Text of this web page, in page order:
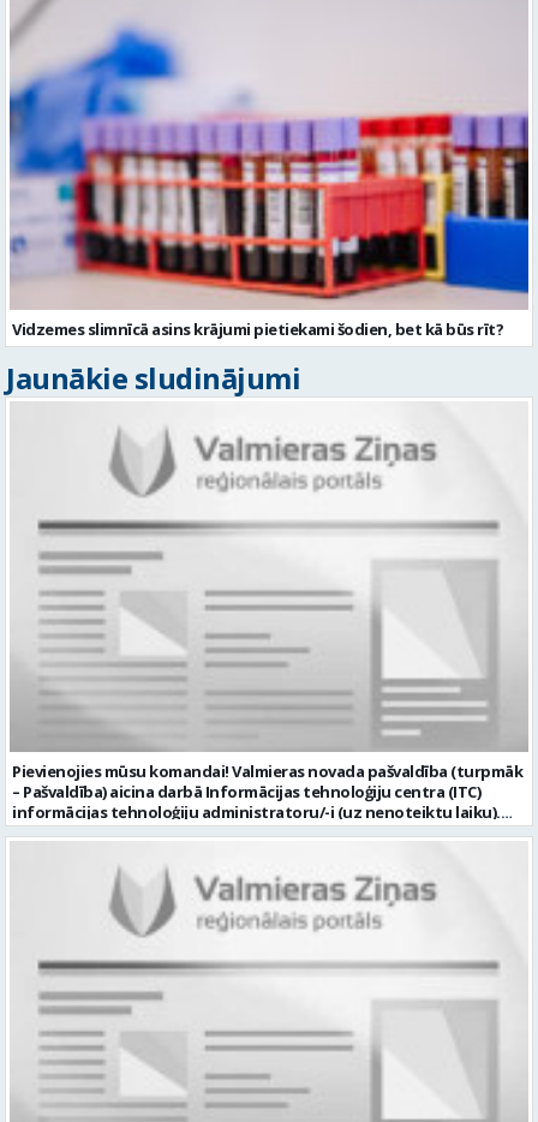
Vidzemes slimnīcā asins krājumi pietiekami šodien, bet kā būs rīt?
Jaunākie sludinājumi
Pievienojies mūsu komandai! Valmieras novada pašvaldība (turpmāk
– Pašvaldība) aicina darbā Informācijas tehnoloģiju centra (ITC)
informācijas tehnoloģiju administratoru/-i (uz nenoteiktu laiku).
Darba vieta: Rūjienas un Naukšēnu apvienību teritorijās Ja Tev ir
(turpmāk – IKT) saistīto problēmu pieteikumu pārvaldību un
operatīvu risināšanu; nodrošināt datortehnikas lietotāju atbalstu
un ar to saistīto problēmsituāciju risināšanu; uzstādīt, konfigurēt,
diagnosticēt un modernizēt Pašvaldības iestāžu datortehniku,
datortīklus un programmatūru, novērst kļūmes to darbībā;
kontrolēt ārējo pakalpojumu sniedzēju darbu izpildi Pašvaldības
iestādēs infrastruktūras uzturēšanā; sagatavot priekšlikumus par
IKT nomaiņu un efektīvāku izmantošanu; un ja Tev ir: vismaz vidējā
profesionālā izglītība informācijas tehnoloģiju jomā; darba
pieredze (ar informācijas tehnoloģijām saistītā jomā); izpratne par
datortehnikas un biroja tehnikas uzbūvi un problēmu risināšanas
secību; izpratne par datortīkla uzbūvi, tīkla iekārtu darbības